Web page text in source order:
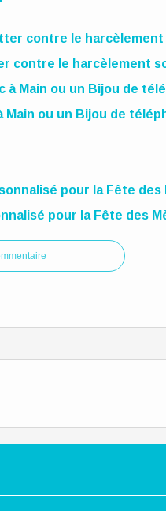
contre le harcèlement
Main ou un Bijou de
pour la Fête des